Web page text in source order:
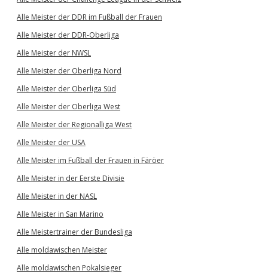
Alle Meister der DDR im Fußball der Frauen
Alle Meister der DDR-Oberliga
Alle Meister der NWSL
Alle Meister der Oberliga Nord
Alle Meister der Oberliga Süd
Alle Meister der Oberliga West
Alle Meister der Regionalliga West
Alle Meister der USA
Alle Meister im Fußball der Frauen in Färöer
Alle Meister in der Eerste Divisie
Alle Meister in der NASL
Alle Meister in San Marino
Alle Meistertrainer der Bundesliga
Alle moldawischen Meister
Alle moldawischen Pokalsieger